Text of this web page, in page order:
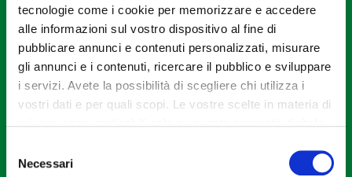
tecnologie come i cookie per memorizzare e accedere
alle informazioni sul vostro dispositivo al fine di
pubblicare annunci e contenuti personalizzati, misurare
gli annunci e i contenuti, ricercare il pubblico e sviluppare
i servizi. Avete la possibilità di scegliere chi utilizza i
vostri dati e per quali scopi. Le vostre scelte in materia di
privacy sono applicabili solo su questa proprietà digitale
modificare o revocare il proprio consenso in qualsiasi
delNecessari
Cospargete il pollo da tutti i lati con lo Za’Atar
premendolo un pochino per farlo appiccicare
all’olio.
STEP 4
Fate scaldare la griglia, adagiatevi il pollo e,
per lato. A fine cottura cospargetelo con il